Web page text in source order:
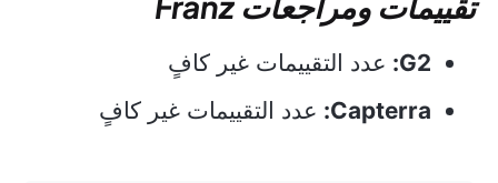
G2: عدد التقييمات غير كافٍ
Capterra: عدد التقييمات غير كافٍ